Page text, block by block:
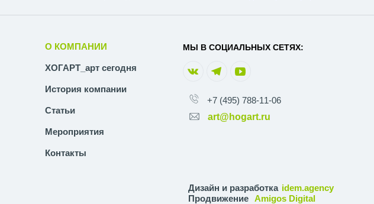
О КОМПАНИИ
ХОГАРТ_арт сегодня
История компании
Статьи
Мероприятия
Контакты
МЫ В СОЦИАЛЬНЫХ СЕТЯХ:
+7 (495) 788-11-06
art@hogart.ru
Дизайн и разработка idem.agency
Продвижение Amigos Digital